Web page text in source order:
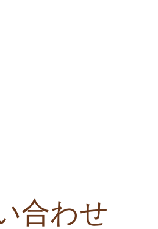
合わせ